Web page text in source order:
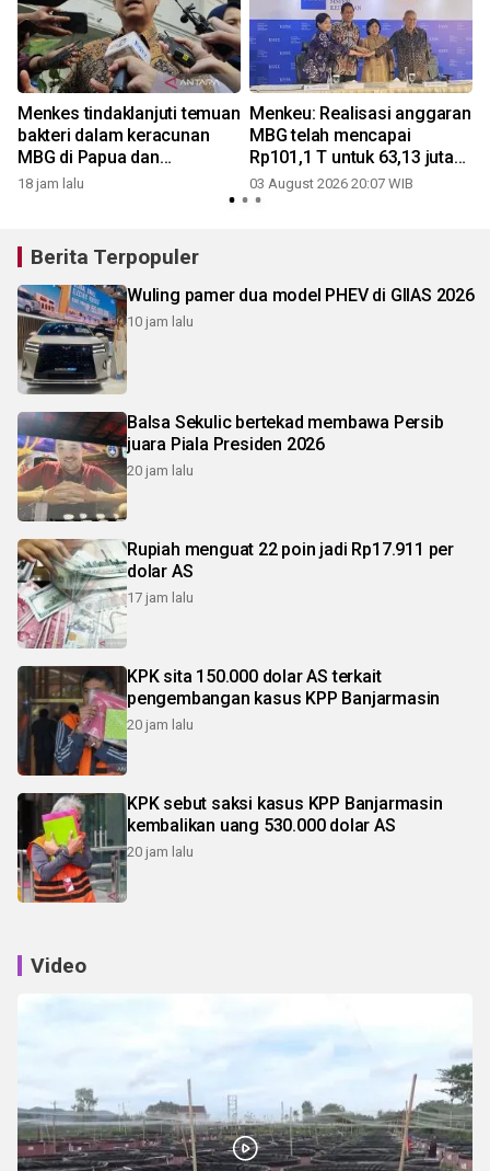
Menkes tindaklanjuti temuan
bakteri dalam keracunan
MBG di Papua dan
Semarang
18 jam lalu
Menkeu: Realisasi anggaran
MBG telah mencapai
Rp101,1 T untuk 63,13 juta
penerima
03 August 2026 20:07 WIB
Berita Terpopuler
Wuling pamer dua model PHEV di GIIAS 2026
10 jam lalu
Balsa Sekulic bertekad membawa Persib
juara Piala Presiden 2026
20 jam lalu
Rupiah menguat 22 poin jadi Rp17.911 per
dolar AS
17 jam lalu
KPK sita 150.000 dolar AS terkait
pengembangan kasus KPP Banjarmasin
20 jam lalu
KPK sebut saksi kasus KPP Banjarmasin
kembalikan uang 530.000 dolar AS
20 jam lalu
Video